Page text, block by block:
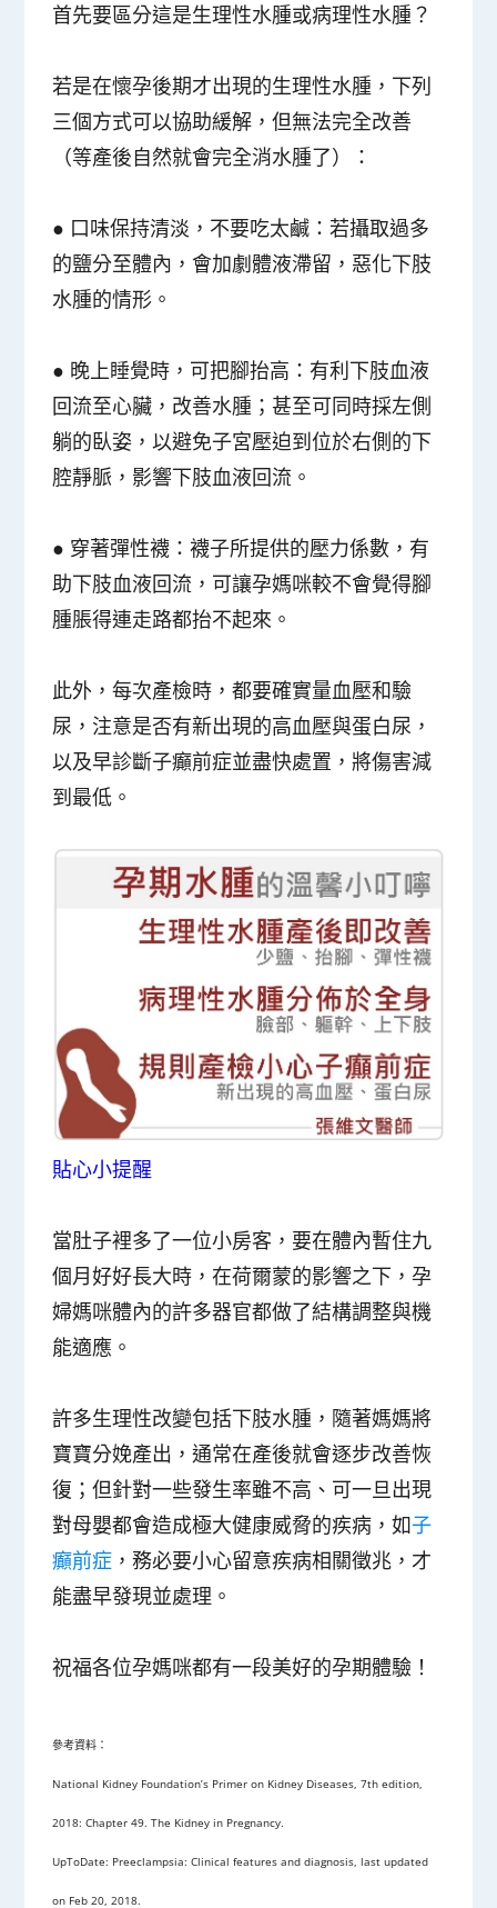
首先要區分這是生理性水腫或病理性水腫？
若是在懷孕後期才出現的生理性水腫，下列
三個方式可以協助緩解，但無法完全改善
（等產後自然就會完全消水腫了）：
● 口味保持清淡，不要吃太鹹 ：若攝取過多
的鹽分至體內，會加劇體液滯留，惡化下肢
水腫的情形。
● 晚上睡覺時，可把腳抬高 ：有利下肢血液
回流至心臟，改善水腫；甚至可同時採左側
躺的臥姿，以避免子宮壓迫到位於右側的下
腔靜脈，影響下肢血液回流。
● 穿著彈性襪 ：襪子所提供的壓力係數，有
助下肢血液回流，可讓孕媽咪較不會覺得腳
腫脹得連走路都抬不起來。
此外，每次產檢時，都要確實量血壓和驗
尿，注意是否有新出現的高血壓與蛋白尿，
以及早診斷子癲前症並盡快處置，將傷害減
到最低。
貼心小提醒
當肚子裡多了一位小房客，要在體內暫住九
個月好好長大時，在荷爾蒙的影響之下，孕
婦媽咪體內的許多器官都做了結構調整與機
能適應。
許多生理性改變包括下肢水腫，隨著媽媽將
寶寶分娩產出，通常在產後就會逐步改善恢
復；但針對一些發生率雖不高、可一旦出現
對母嬰都會造成極大健康威脅的疾病，如子
癲前症 ，務必要小心留意疾病相關徵兆，才
能盡早發現並處理。
祝福各位孕媽咪都有一段美好的孕期體驗！
參考資料：
National Kidney Foundation’s Primer on Kidney Diseases, 7th edition,
2018: Chapter 49. The Kidney in Pregnancy.
UpToDate: Preeclampsia: Clinical features and diagnosis, last updated
on Feb 20, 2018.